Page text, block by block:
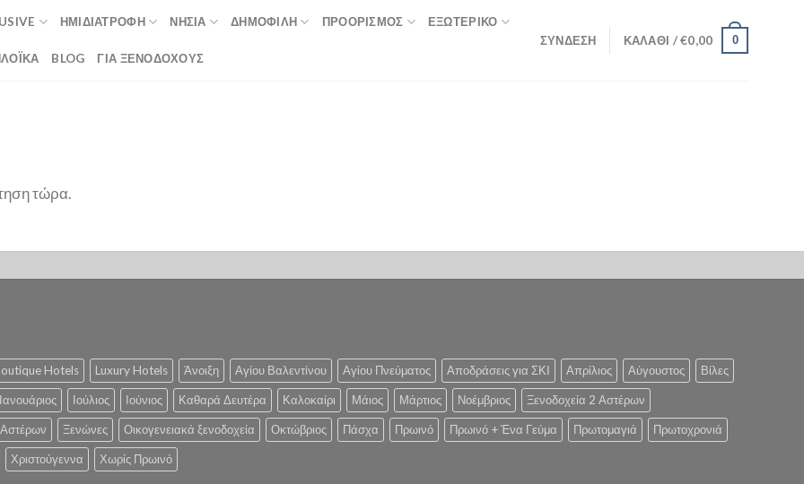
ΗΜΙΔΙΑΤΡΟΦΉ ΝΗΣΙΆ ΔΗΜΟΦΙΛΉ ΠΡΟΟΡΙΣΜΟΣ ΕΞΩΤΕΡΙΚΌ
BLOG ΓΙΑ ΞΕΝΟΔΟΧΟΥΣ
ΣΎΝΔΕΣΗ ΚΑΛΆΘΙ /€0,00 0
τώρα.
Hotels Luxury Hotels Άνοιξη Αγίου Βαλεντίνου Αγίου Πνεύματος Αποδράσεις για ΣΚΙ Απρίλιος Αύγουστος Βίλες
Ιανουάριος Ιούλιος Ιούνιος Καθαρά Δευτέρα Καλοκαίρι Μάιος Μάρτιος Νοέμβριος Ξενοδοχεία 2 Αστέρων
Ξενώνες Οικογενειακά ξενοδοχεία Οκτώβριος Πάσχα Πρωινό Πρωινό + Ένα Γεύμα Πρωτομαγιά Πρωτοχρονιά
Χριστούγεννα Χωρίς Πρωινό